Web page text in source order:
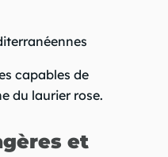
capables de
du laurier rose.
et